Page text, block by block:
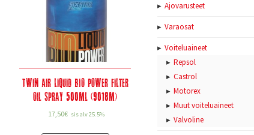
Twin Air Liquid BIO Power filter
oil Spray 500ML (9018M)
17,50€ sis alv 25.5%
Ajovarusteet
Varaosat
Voiteluaineet
Repsol
Castrol
Motorex
Muut voiteluaineet
Valvoline